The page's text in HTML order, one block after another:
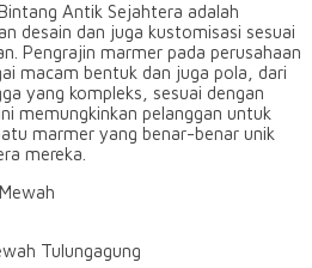
Antik Sejahtera adalah
desain dan juga kustomisasi sesuai
Pengrajin marmer pada perusahaan
macam bentuk dan juga pola, dari
yang kompleks, sesuai dengan
memungkinkan pelanggan untuk
marmer yang benar-benar unik
mereka.
Tulungagung